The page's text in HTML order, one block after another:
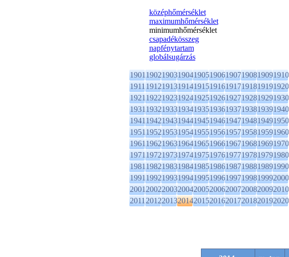
középhőmérséklet
maximumhőmérséklet
minimumhőmérséklet
csapadékösszeg
napfénytartam
globálsugárzás
1901190219031904190519061907190819091910
1911191219131914191519161917191819191920
1921192219231924192519261927192819291930
1931193219331934193519361937193819391940
1941194219431944194519461947194819491950
1951195219531954195519561957195819591960
1961196219631964196519661967196819691970
1971197219731974197519761977197819791980
1981198219831984198519861987198819891990
1991199219931994199519961997199819992000
2001200220032004200520062007200820092010
2011201220132014201520162017201820192020